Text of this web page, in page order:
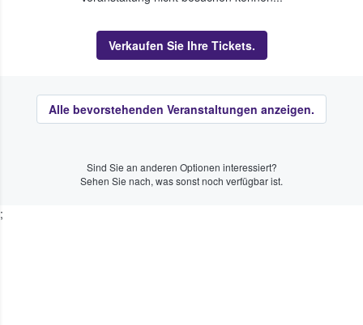
Verkaufen Sie Ihre Tickets.
Alle bevorstehenden Veranstaltungen anzeigen.
Sind Sie an anderen Optionen interessiert?
Sehen Sie nach, was sonst noch verfügbar ist.
;